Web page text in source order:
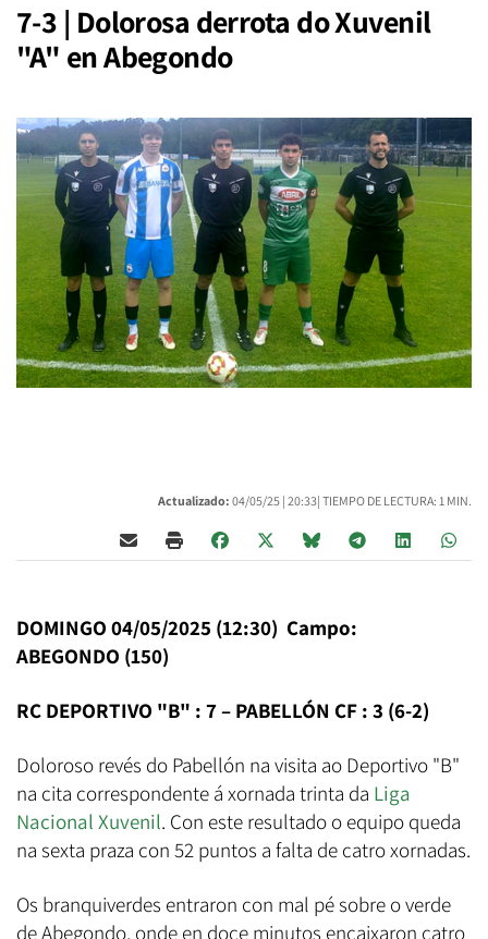
7-3 | Dolorosa derrota do Xuvenil
"A" en Abegondo
Actualizado: 04/05/25 | 20:33| TIEMPO DE LECTURA: 1 MIN.
DOMINGO 04/05/2025 (12:30) Campo:
ABEGONDO (150)
RC DEPORTIVO "B" : 7 – PABELLÓN CF : 3 (6-2)
Doloroso revés do Pabellón na visita ao Deportivo "B"
na cita correspondente á xornada trinta da Liga
Nacional Xuvenil. Con este resultado o equipo queda
na sexta praza con 52 puntos a falta de catro xornadas.
Os branquiverdes entraron con mal pé sobre o verde
de Abegondo, onde en doce minutos encaixaron catro